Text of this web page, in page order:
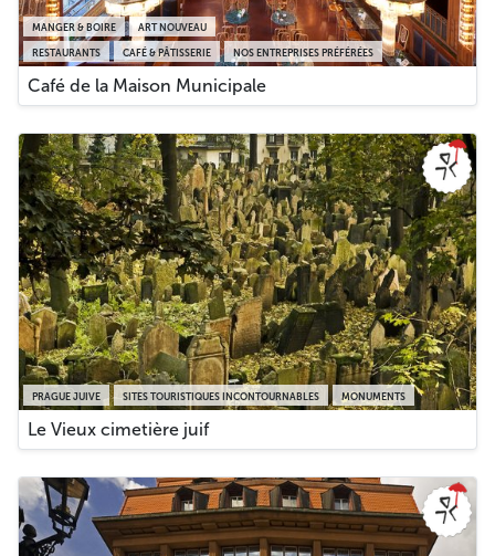
RESTAURANTS CAFÉ & PÂTISSERIE NOS ENTREPRISES PRÉFÉRÉES
MANGER & BOIRE ART NOUVEAU
Café de la Maison Municipale
PRAGUE JUIVE SITES TOURISTIQUES INCONTOURNABLES MONUMENTS
Le Vieux cimetière juif